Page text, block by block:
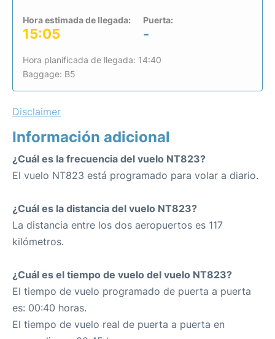
Hora estimada de llegada:
15:05
Puerta:
-
Hora planificada de llegada: 14:40
Baggage: B5
Disclaimer
Información adicional
¿Cuál es la frecuencia del vuelo NT823?
El vuelo NT823 está programado para volar a diario.
¿Cuál es la distancia del vuelo NT823?
La distancia entre los dos aeropuertos es 117
kilómetros.
¿Cuál es el tiempo de vuelo del vuelo NT823?
El tiempo de vuelo programado de puerta a puerta
es: 00:40 horas.
El tiempo de vuelo real de puerta a puerta en